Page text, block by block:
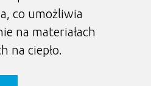
co umożliwia
na materiałach
na ciepło.